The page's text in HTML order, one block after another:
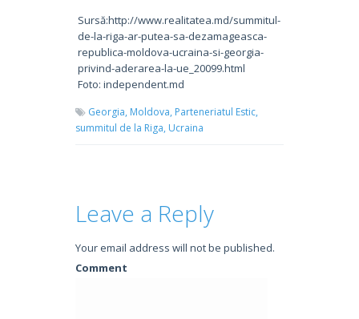
Sursă:http://www.realitatea.md/summitul-
de-la-riga-ar-putea-sa-dezamageasca-
republica-moldova-ucraina-si-georgia-
privind-aderarea-la-ue_20099.html
Foto: independent.md
Georgia, Moldova, Parteneriatul Estic,
summitul de la Riga, Ucraina
Leave a Reply
Your email address will not be published.
Comment